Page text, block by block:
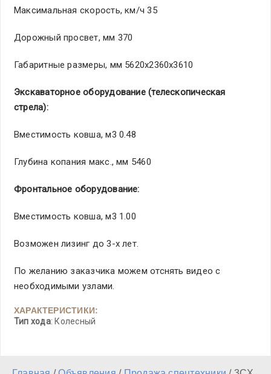
Максимальная скорость, км/ч 35
Дорожный просвет, мм 370
Габаритные размеры, мм 5620x2360x3610
Экскаваторное оборудование (телескопическая
стрела):
Вместимость ковша, м3 0.48
Глубина копания макс., мм 5460
Фронтальное оборудование:
Вместимость ковша, м3 1.00
Возможен лизинг до 3-х лет.
По желанию заказчика можем отснять видео с
необходимыми узлами.
ХАРАКТЕРИСТИКИ:
Тип хода: Колесный